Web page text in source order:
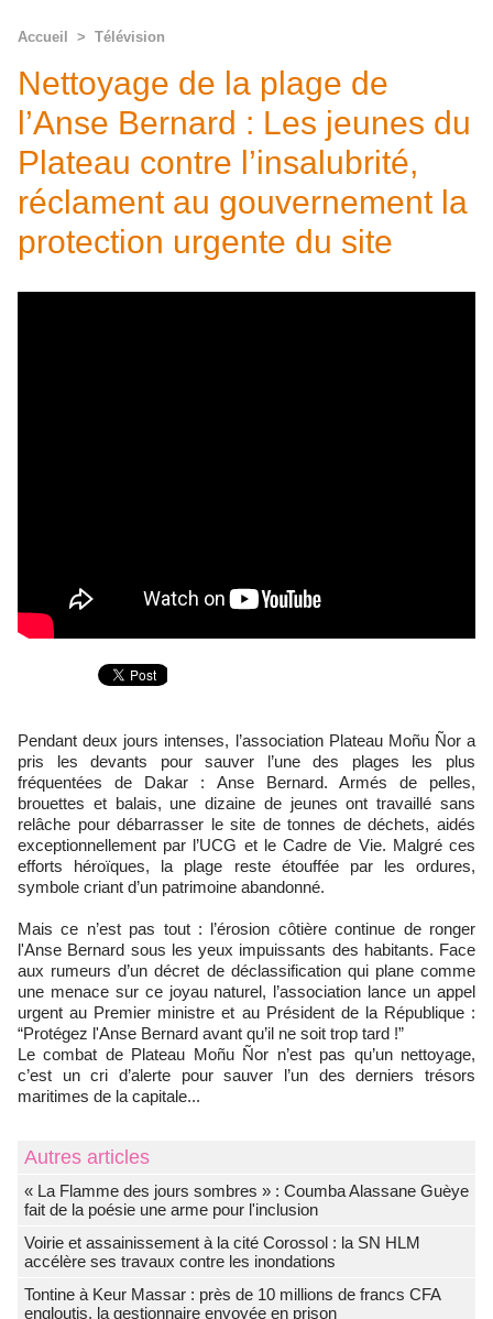
Accueil > Télévision
Nettoyage de la plage de
l’Anse Bernard : Les jeunes du
Plateau contre l’insalubrité,
réclament au gouvernement la
protection urgente du site
Pendant deux jours intenses, l’association Plateau Moñu Ñor a
pris les devants pour sauver l’une des plages les plus
fréquentées de Dakar : Anse Bernard. Armés de pelles,
brouettes et balais, une dizaine de jeunes ont travaillé sans
relâche pour débarrasser le site de tonnes de déchets, aidés
exceptionnellement par l’UCG et le Cadre de Vie. Malgré ces
efforts héroïques, la plage reste étouffée par les ordures,
symbole criant d’un patrimoine abandonné.
Mais ce n’est pas tout : l’érosion côtière continue de ronger
l'Anse Bernard sous les yeux impuissants des habitants. Face
aux rumeurs d’un décret de déclassification qui plane comme
une menace sur ce joyau naturel, l’association lance un appel
urgent au Premier ministre et au Président de la République :
“Protégez l'Anse Bernard avant qu’il ne soit trop tard !”
Le combat de Plateau Moñu Ñor n’est pas qu’un nettoyage,
c’est un cri d’alerte pour sauver l’un des derniers trésors
maritimes de la capitale...
Autres articles
« La Flamme des jours sombres » : Coumba Alassane Guèye
fait de la poésie une arme pour l'inclusion
Voirie et assainissement à la cité Corossol : la SN HLM
accélère ses travaux contre les inondations
Tontine à Keur Massar : près de 10 millions de francs CFA
engloutis, la gestionnaire envoyée en prison